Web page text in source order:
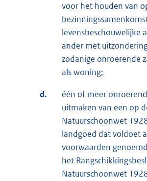
voor het houden van
levensbeschouwelijke
ander met
zodanige onroerende
als woning;
d.
één of meer
uitmaken van een op
Natuurschoonwet
landgoed dat voldoet
voorwaarden
het
Natuurschoonwet